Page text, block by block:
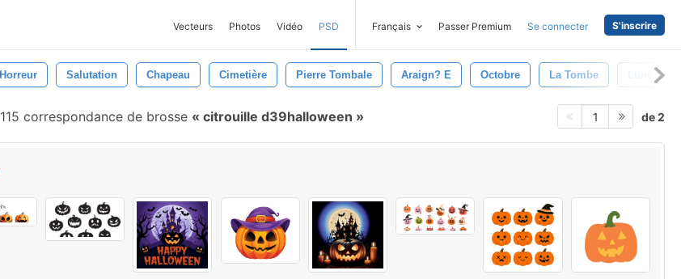
Vecteurs Photos Vidéo PSD Français Passer Premium Se connecter S'inscrire
Horreur Salutation Chapeau Cimetière Pierre Tombale Araign? E Octobre La Tombe
115 correspondance de brosse citrouille d39halloween 1 de 2